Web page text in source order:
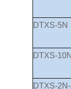
DTXS-5N
DTXS-
DTXS-